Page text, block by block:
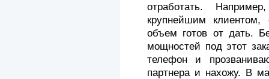
отработать.
крупнейшим
объем готов от дать.
мощностей под этот
телефон и
партнера и нахожу. В